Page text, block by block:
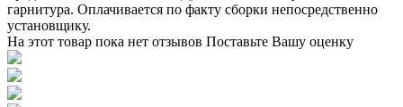
гарнитура. Оплачивается по факту сборки непосредственно
установщику.
На этот товар пока нет отзывов Поставьте Вашу оценку